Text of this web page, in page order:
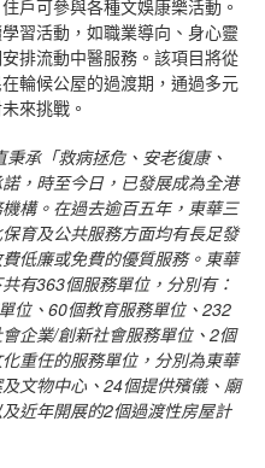
戶可參與各種文娛康樂活動。
習活動，如職業導向、身心靈
排流動中醫服務。該項目將從
輪候公屋的過渡期，通過多元
來挑戰。
承「救病拯危、安老復康、
，時至今日，已發展成為全港
構。在過去逾百五年，東華三
育及公共服務方面均有長足發
低廉或免費的優質服務。東華
有363個服務單位，分別有：
位、 60個教育服務單位、 232
企業/創新社會服務單位、 2個
重任的服務單位，分別為東華
文物中心、 24個提供殯儀、廟
近年開展的2個過渡性房屋計